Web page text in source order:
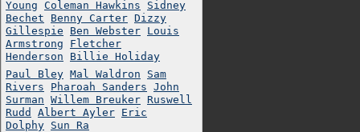
Young Coleman Hawkins
Sidney
Bechet
Benny Carter Dizzy
Gillespie
Ben Webster Louis
Armstrong
Fletcher
Henderson
Billie Holiday
Paul Bley Mal Waldron
Sam
Rivers
Pharoah Sanders John
Surman Willem Breuker Ruswell
Rudd
Albert Ayler Eric
Dolphy Sun Ra